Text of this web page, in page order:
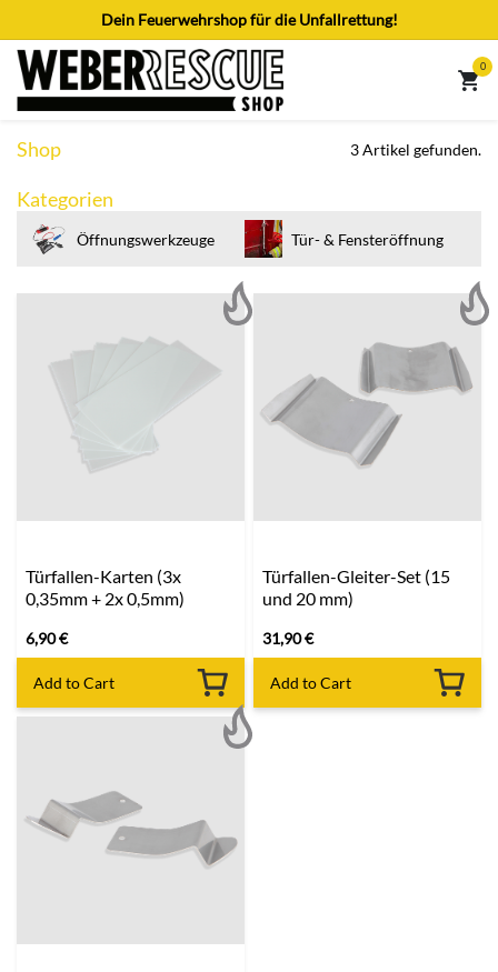
Zum Inhalt springenDein Feuerwehrshop für die Unfallrettung!
0
Shop 3 Artikel gefunden.
Kategorien
Öffnungswerkzeuge Tür- & Fensteröffnung
Türfallen-Karten (3x
0,35mm + 2x 0,5mm)
6,90€
Add to Cart
Türfallen-Gleiter-Set (15
und 20 mm)
31,90€
Add to Cart